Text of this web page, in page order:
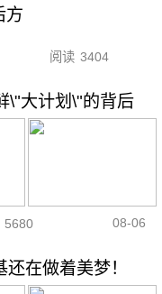
方
阅读 3404
\"大计划\"的背后
5680 08-06
在做着美梦！